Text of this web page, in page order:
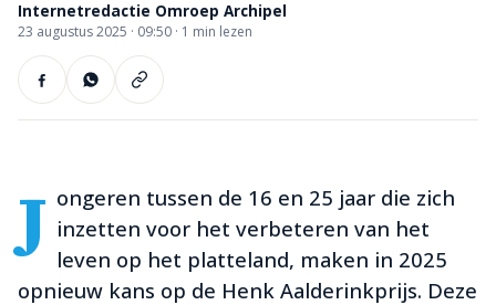
Internetredactie Omroep Archipel
23 augustus 2025 · 09:50 · 1 min lezen
J ongeren tussen de 16 en 25 jaar die zich
inzetten voor het verbeteren van het
leven op het platteland, maken in 2025
opnieuw kans op de Henk Aalderinkprijs. Deze